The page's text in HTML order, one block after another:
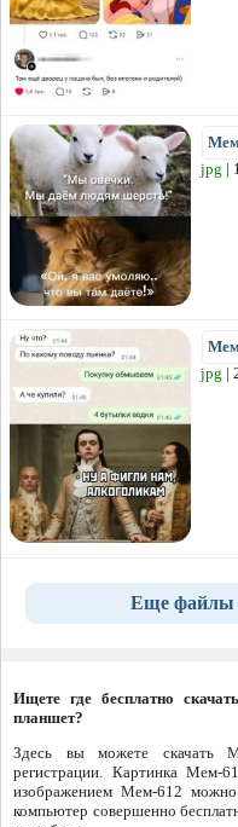
jpg |
jpg |
Еще файлы
Ищете где бесплатно
планшет?
Здесь вы можете скачать
регистрации. Картинка Мем-
изображением Мем-612
компьютер совершенно